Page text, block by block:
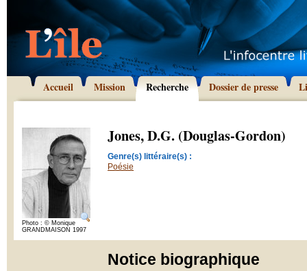
Accueil Mission Recherche Dossier de presse
Photo : © Monique
GRANDMAISON 1997
Jones, D.G. (Douglas-Gordon)
Genre(s) littéraire(s) :
Poésie
Notice biographique